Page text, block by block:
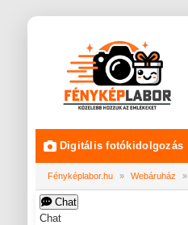
Digitális fotókidolgozás
Fényképlabor.hu » Webáruház »
Chat
Chat